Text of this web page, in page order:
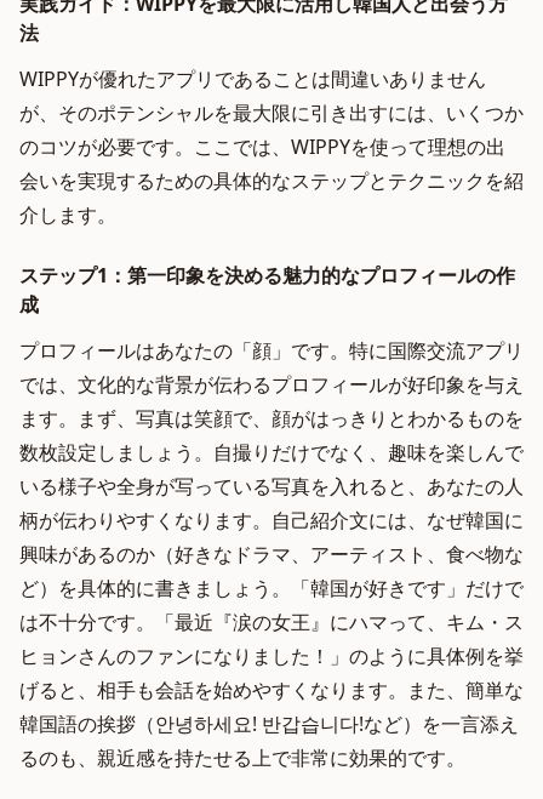
法
WIPPYが優れたアプリであることは間違いありません
が、そのポテンシャルを最大限に引き出すには、いくつか
のコツが必要です。ここでは、WIPPYを使って理想の出
会いを実現するための具体的なステップとテクニックを紹
介します。
ステップ1：第一印象を決める魅力的なプロフィールの作
成
プロフィールはあなたの「顔」です。特に国際交流アプリ
では、文化的な背景が伝わるプロフィールが好印象を与え
ます。まず、写真は笑顔で、顔がはっきりとわかるものを
数枚設定しましょう。自撮りだけでなく、趣味を楽しんで
いる様子や全身が写っている写真を入れると、あなたの人
柄が伝わりやすくなります。自己紹介文には、なぜ韓国に
興味があるのか（好きなドラマ、アーティスト、食べ物な
ど）を具体的に書きましょう。「韓国が好きです」だけで
は不十分です。「最近『涙の女王』にハマって、キム・ス
ヒョンさんのファンになりました！」のように具体例を挙
げると、相手も会話を始めやすくなります。また、簡単な
韓国語の挨拶（안녕하세요! 반갑습니다!など）を一言添え
るのも、親近感を持たせる上で非常に効果的です。